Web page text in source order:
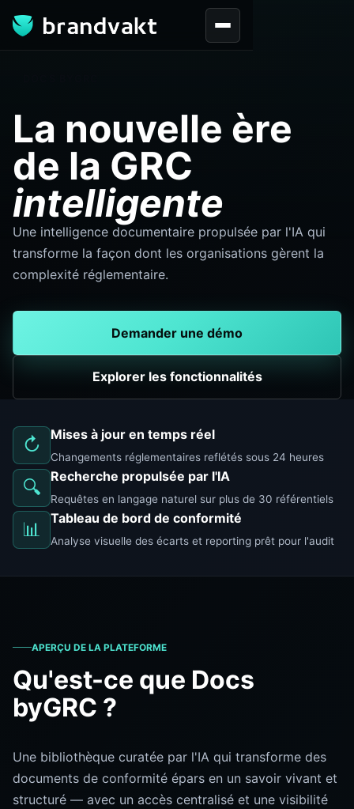
La nouvelle ère
de la GRC
intelligente
Une intelligence documentaire propulsée par l'IA qui
transforme la façon dont les organisations gèrent la
complexité réglementaire.
Demander une démo
Explorer les fonctionnalités
↻ Mises à jour en temps réel
Changements réglementaires reflétés sous 24 heures
🔍 Recherche propulsée par l'IA
Requêtes en langage naturel sur plus de 30 référentiels
📊 Tableau de bord de conformité
Analyse visuelle des écarts et reporting prêt pour l'audit
APERÇU DE LA PLATEFORME
Qu'est-ce que Docs
byGRC ?
Une bibliothèque curatée par l'IA qui transforme des
documents de conformité épars en un savoir vivant et
structuré — avec un accès centralisé et une visibilité